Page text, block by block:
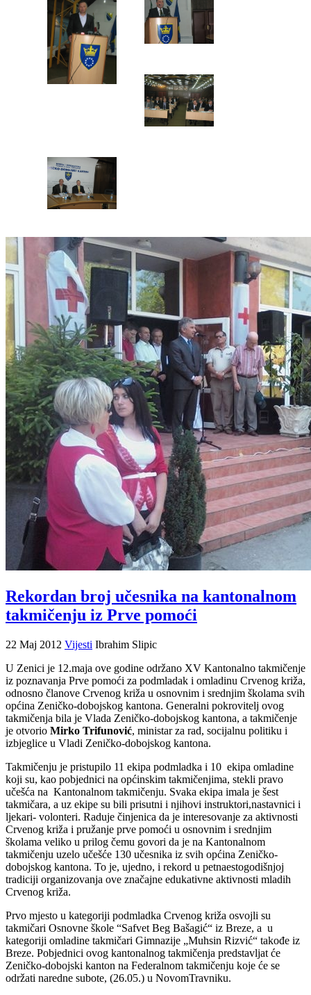
Rekordan broj učesnika na kantonalnom
takmičenju iz Prve pomoći
22 Maj 2012 Vijesti Ibrahim Slipic
U Zenici je 12.maja ove godine održano XV Kantonalno takmičenje
iz poznavanja Prve pomoći za podmladak i omladinu Crvenog križa,
odnosno članove Crvenog križa u osnovnim i srednjim školama svih
općina Zeničko-dobojskog kantona. Generalni pokrovitelj ovog
takmičenja bila je Vlada Zeničko-dobojskog kantona, a takmičenje
je otvorio Mirko Trifunović, ministar za rad, socijalnu politiku i
izbjeglice u Vladi Zeničko-dobojskog kantona.
Takmičenju je pristupilo 11 ekipa podmladka i 10 ekipa omladine
koji su, kao pobjednici na općinskim takmičenjima, stekli pravo
učešća na Kantonalnom takmičenju. Svaka ekipa imala je šest
takmičara, a uz ekipe su bili prisutni i njihovi instruktori,nastavnici i
ljekari- volonteri. Raduje činjenica da je interesovanje za aktivnosti
Crvenog križa i pružanje prve pomoći u osnovnim i srednjim
školama veliko u prilog čemu govori da je na Kantonalnom
takmičenju uzelo učešće 130 učesnika iz svih općina Zeničko-
dobojskog kantona. To je, ujedno, i rekord u petnaestogodišnjoj
tradiciji organizovanja ove značajne edukativne aktivnosti mladih
Crvenog križa.
Prvo mjesto u kategoriji podmladka Crvenog križa osvojli su
takmičari Osnovne škole “Safvet Beg Bašagić“ iz Breze, a u
kategoriji omladine takmičari Gimnazije „Muhsin Rizvić“ takođe iz
Breze. Pobjednici ovog kantonalnog takmičenja predstavljat će
Zeničko-dobojski kanton na Federalnom takmičenju koje će se
održati naredne subote, (26.05.) u NovomTravniku.